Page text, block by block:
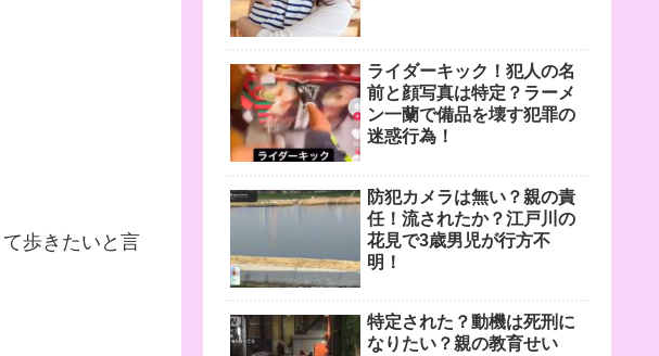
歩きたいと言
ライダーキック！犯人の名
前と顔写真は特定？ラーメ
ン一蘭で備品を壊す犯罪の
迷惑行為！
防犯カメラは無い？親の責
任！流されたか？江戸川の
花見で3歳男児が行方不
明！
特定された？動機は死刑に
なりたい？親の教育せい